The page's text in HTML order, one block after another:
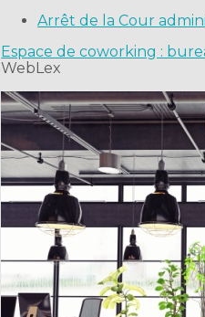
Arrêt de la Cour
Espace de coworking :
WebLex